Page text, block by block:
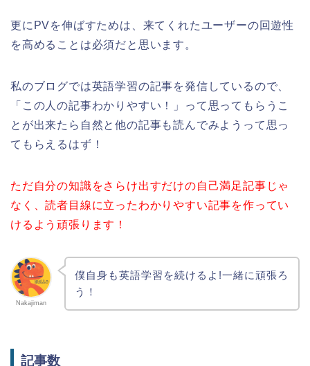
更にPVを伸ばすためは、来てくれたユーザーの回遊性
を高めることは必須だと思います。
私のブログでは英語学習の記事を発信しているので、
「この人の記事わかりやすい！」って思ってもらうこ
とが出来たら自然と他の記事も読んでみようって思っ
てもらえるはず！
ただ自分の知識をさらけ出すだけの自己満足記事じゃ
なく、読者目線に立ったわかりやすい記事を作ってい
けるよう頑張ります！
Nakajiman
僕自身も英語学習を続けるよ!一緒に頑張ろ
う！
記事数